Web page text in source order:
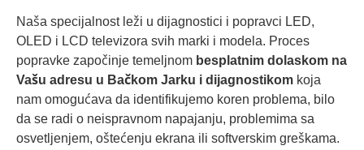
Naša specijalnost leži u dijagnostici i popravci LED,
OLED i LCD televizora svih marki i modela. Proces
popravke započinje temeljnom besplatnim dolaskom na
Vašu adresu u Bačkom Jarku i dijagnostikom koja
nam omogućava da identifikujemo koren problema, bilo
da se radi o neispravnom napajanju, problemima sa
osvetljenjem, oštećenju ekrana ili softverskim greškama.